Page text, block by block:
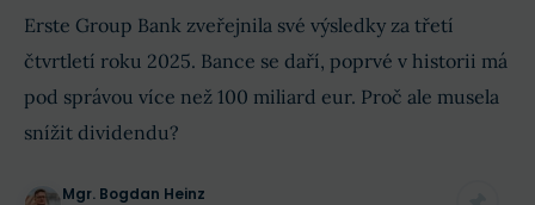
Erste Group Bank zveřejnila své výsledky za třetí
čtvrtletí roku 2025. Bance se daří, poprvé v historii má
pod správou více než 100 miliard eur. Proč ale musela
snížit dividendu?
Mgr. Bogdan Heinz